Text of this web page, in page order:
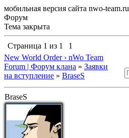
мобильная версия сайта nwo-team.ru
Форум
Тема закрыта
Страница 1 из 1
1
New World Order › nWo Team
Forum | Форум клана » Заявки
на вступление » BraseS
BraseS